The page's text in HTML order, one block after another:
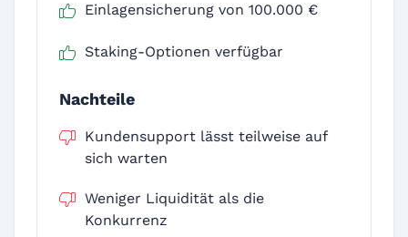
Einlagensicherung von 100.000 €
Staking-Optionen verfügbar
Nachteile
Kundensupport lässt teilweise auf
sich warten
Weniger Liquidität als die
Konkurrenz